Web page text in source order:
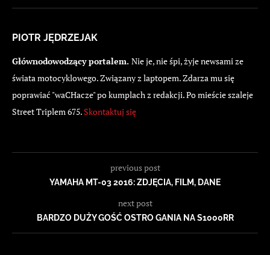
PIOTR JĘDRZEJAK
Głównodowodzący portalem. Nie je, nie śpi, żyje newsami ze
świata motocyklowego. Związany z laptopem. Zdarza mu się
poprawiać "waCHacze" po kumplach z redakcji. Po mieście szaleje
Street Triplem 675. Skontaktuj się
previous post
YAMAHA MT-03 2016: ZDJĘCIA, FILM, DANE
next post
BARDZO DUŻY GOŚĆ OSTRO GANIA NA S1000RR